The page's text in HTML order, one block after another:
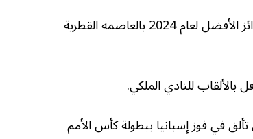
وأعلن الفيفا عن التشكيلة أمس الثلاثاء في حفل توزيع جوائز الأفضل لعام 2024 بالعاصمة القطرية
البالغ من العمر 17 عاما -الذي تألق في فوز إسبانيا ببطولة كأس الأمم